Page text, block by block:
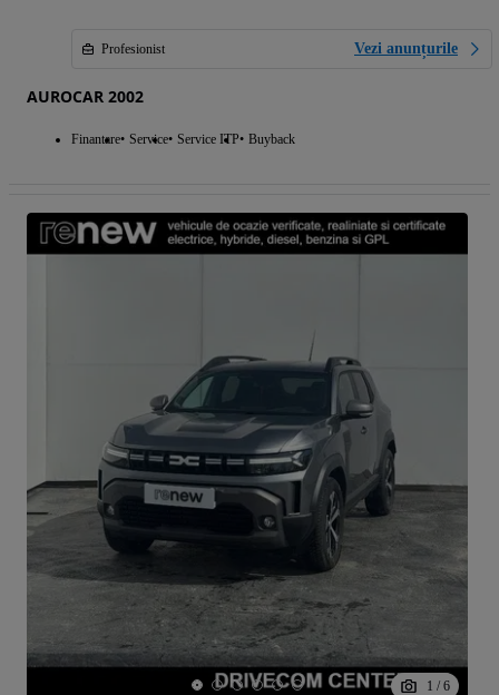
Profesionist Vezi anunțurile
AUROCAR 2002
Finantare Service Service ITP Buyback
1 / 6